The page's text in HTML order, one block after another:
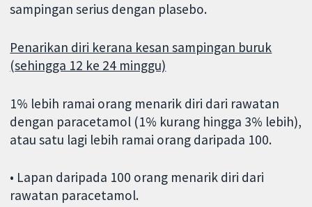
sampingan serius dengan plasebo.
Penarikan diri kerana kesan sampingan buruk
(sehingga 12 ke 24 minggu)
1% lebih ramai orang menarik diri dari rawatan
dengan paracetamol (1% kurang hingga 3% lebih),
atau satu lagi lebih ramai orang daripada 100.
• Lapan daripada 100 orang menarik diri dari
rawatan paracetamol.